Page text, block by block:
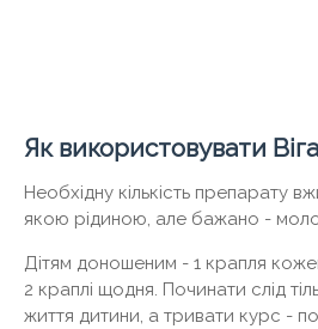
Як використовувати
Необхідну кількість препарату
якою рідиною, але бажано -
Дітям доношеним - 1 крапля
2 краплі щодня. Починати слід
життя дитини, а тривати курс -